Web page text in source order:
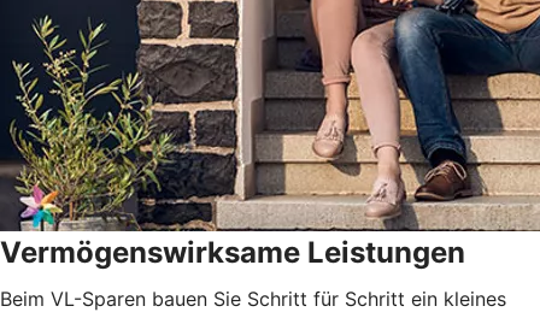
Vermögenswirksame Leistungen
Beim VL-Sparen bauen Sie Schritt für Schritt ein kleines